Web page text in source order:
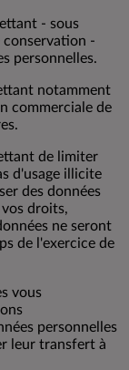
- sous
conservation -
personnelles.
notamment
commerciale de
de limiter
d'usage illicite
des données
droits,
ne seront
de l'exercice de
vous
personnelles
leur transfert à